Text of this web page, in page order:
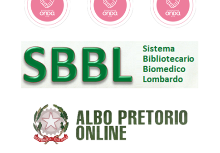
subito ulteriori esami per confermare o escludere il sospetto
di patologia.
contattati.
• TEST DI CONFERMA: se dalla prima analisi risulta un
potenziale profilo di rischio verrete contattati per ripetere il
non vuol dire che vostro figlio è malato.
• ESITO POSITIVO: in caso di positività confermata dai test di
laboratorio, verrete contattati dal Neonatologo del Punto